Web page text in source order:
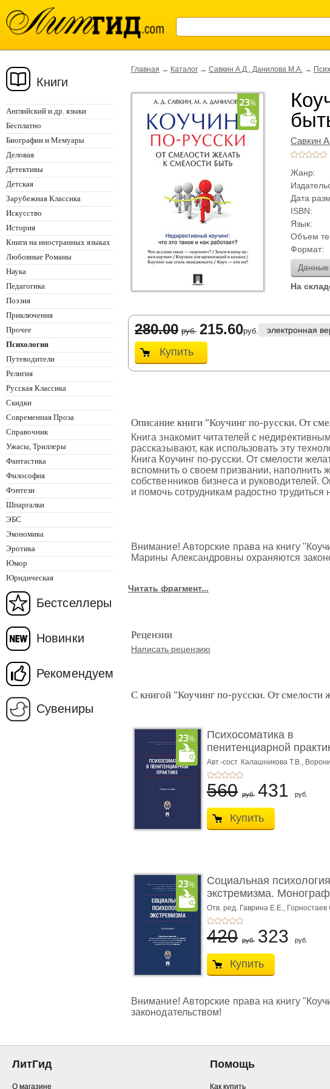
Книги
Английский и др. языки
Бесплатно
Биографии и Мемуары
Деловая
Детективы
Детская
Зарубежная Классика
Искусство
История
Книги на иностранных языках
Любовные Романы
Наука
Педагогика
Поэзия
Приключения
Прочее
Психология
Путеводители
Религия
Русская Классика
Скидки
Современная Проза
Справочник
Ужасы, Триллеры
Фантастика
Философия
Фэнтези
Шпаргалки
ЭБС
Экономика
Эротика
Юмор
Юридическая
Бестселлеры
Новинки
Рекомендуем
Сувениры
Главная → Каталог → Савкин А.Д., Данилова М.А. →
Савкин
Жанр:
Дата
ISBN:
Язык:
Объем
Формат:
Данные
На
280.00 руб. 215.60руб. электронная
Купить
Описание книги "Коучинг по-русски. От
Книга знакомит читателей с
рассказывают, как использовать эту
Книга Коучинг по-русски. От смелости
вспомнить о своем призвании, наполнить
собственников бизнеса и руководителей.
и помочь сотрудникам радостно
Внимание! Авторские права на книгу
Марины Александровны охраняются
Читать фрагмент...
Рецензии
Написать рецензию
С книгой "Коучинг по-русски. От
Психосоматика в
пенитенциарной
Учеб ...
Авт.-сост. Калашникова Т.В.,
Р.М., Калашникова М.М.
560 руб. 431 руб.
Купить
Социальная психология
экстремизма.
...
Отв. ред. Гаврина Е.Е., Горностаев
Журавлев А.Л.
420 руб. 323 руб.
Купить
Внимание! Авторские права на книгу
законодательством!
ЛитГид
О магазине
Помощь
Как купить